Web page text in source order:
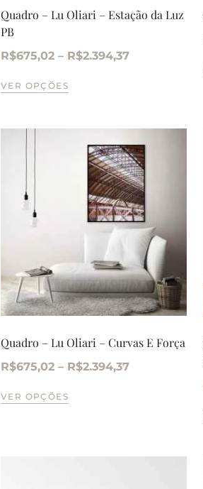
Quadro – Lu Oliari – Estação da Luz
PB
R$675,02 – R$2.394,37
VER OPÇÕES
Quadro – Lu Oliari – Curvas E Força
R$675,02 – R$2.394,37
VER OPÇÕES